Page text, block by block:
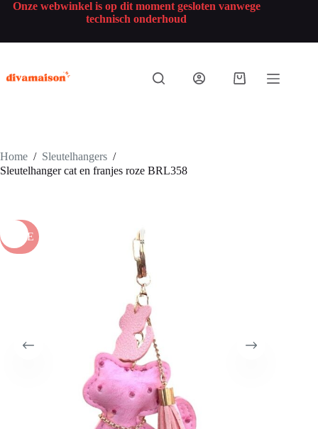
Onze webwinkel is op dit moment gesloten vanwege
technisch onderhoud
Home / Sleutelhangers /
Sleutelhanger cat en franjes roze BRL358
SALE